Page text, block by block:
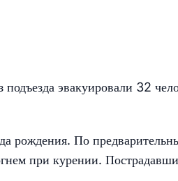
эвакуировали 32
рождения. По
при курении.